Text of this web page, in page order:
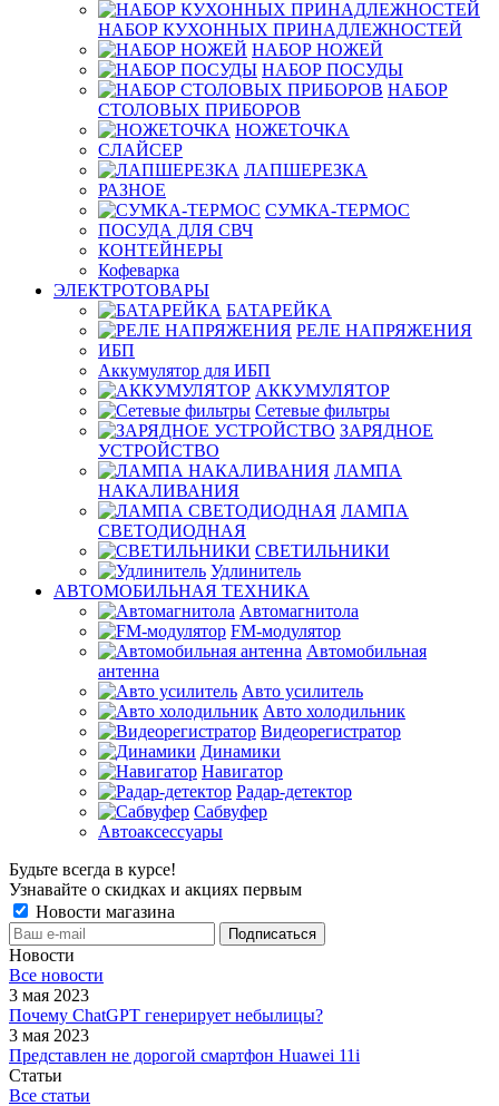
НАБОР КУХОННЫХ ПРИНАДЛЕЖНОСТЕЙ
НАБОР НОЖЕЙ
НАБОР ПОСУДЫ
НАБОР
СТОЛОВЫХ ПРИБОРОВ
НОЖЕТОЧКА
СЛАЙСЕР
ЛАПШЕРЕЗКА
РАЗНОЕ
СУМКА-ТЕРМОС
ПОСУДА ДЛЯ СВЧ
КОНТЕЙНЕРЫ
Кофеварка
ЭЛЕКТРОТОВАРЫ
БАТАРЕЙКА
РЕЛЕ НАПРЯЖЕНИЯ
ИБП
Аккумулятор для ИБП
АККУМУЛЯТОР
Сетевые фильтры
ЗАРЯДНОЕ
УСТРОЙСТВО
ЛАМПА
НАКАЛИВАНИЯ
ЛАМПА
СВЕТОДИОДНАЯ
СВЕТИЛЬНИКИ
Удлинитель
АВТОМОБИЛЬНАЯ ТЕХНИКА
Автомагнитола
FM-модулятор
Автомобильная
антенна
Авто усилитель
Авто холодильник
Видеорегистратор
Динамики
Навигатор
Радар-детектор
Сабвуфер
Автоаксессуары
Будьте всегда в курсе!
Узнавайте о скидках и акциях первым
Новости магазина
Новости
Все новости
3 мая 2023
Почему ChatGPT генерирует небылицы?
3 мая 2023
Представлен не дорогой смартфон Huawei 11i
Статьи
Все статьи